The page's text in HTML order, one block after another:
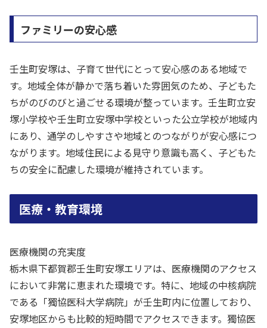
ファミリーの安心感
壬生町安塚は、子育て世代にとって安心感のある地域で
す。地域全体が静かで落ち着いた雰囲気のため、子どもた
ちがのびのびと過ごせる環境が整っています。壬生町立安
塚小学校や壬生町立安塚中学校といった公立学校が地域内
にあり、通学のしやすさや地域とのつながりが安心感につ
ながります。地域住民による見守り意識も高く、子どもた
ちの安全に配慮した環境が維持されています。
医療・教育環境
医療機関の充実度
栃木県下都賀郡壬生町安塚エリアは、医療機関のアクセス
において非常に恵まれた環境です。特に、地域の中核病院
である「獨協医科大学病院」が壬生町内に位置しており、
安塚地区からも比較的短時間でアクセスできます。獨協医